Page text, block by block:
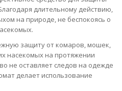
длительному действию,
на природе, не беспокоясь о
защиту от комаров, мошек,
насекомых на протяжении
не оставляет следов на одежде
делает использование